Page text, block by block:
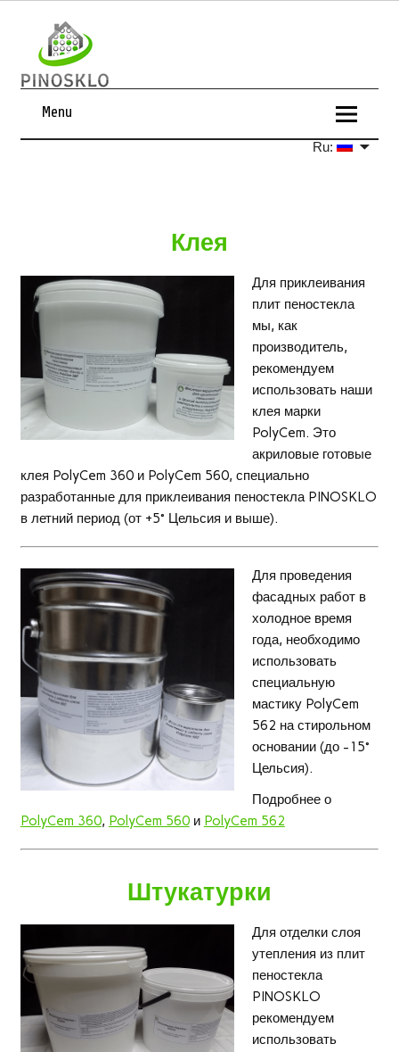
Menu
Ru:
Клея
Для приклеивания
плит пеностекла
мы, как
производитель,
рекомендуем
использовать наши
клея марки
PolyCem. Это
акриловые готовые
клея PolyCem 360 и PolyCem 560, специально
разработанные для приклеивания пеностекла PINOSKLO
в летний период (от +5° Цельсия и выше).
Для проведения
фасадных работ в
холодное время
года, необходимо
использовать
специальную
мастику PolyCem
562 на стирольном
основании (до -15°
Цельсия).
Подробнее о
PolyCem 360, PolyCem 560и PolyCem 562
Штукатурки
Для отделки слоя
утепления из плит
пеностекла
PINOSKLO
рекомендуем
использовать